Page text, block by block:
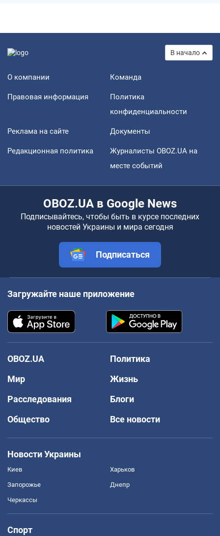
В начало
О компании Команда
Правовая информация
Политика
конфиденциальности
Реклама на сайте Документы
Редакционная политика
Журналисты OBOZ.UA на
месте событий
OBOZ.UA в Google News
Подписывайтесь, чтобы быть в курсе последних
новостей Украины и мира сегодня
Подписаться
Загружайте наше приложение
OBOZ.UA
Политика
Мир
Жизнь
Расследования
Блоги
Общество
Все новости
Новости Украины
Киев Харьков
Запорожье Днепр
Черкассы
Спорт